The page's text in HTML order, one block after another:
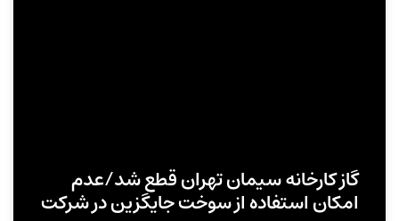
گاز کارخانه سیمان تهران قطع شد/عدم
امکان استفاده از سوخت جایگزین در شرکت